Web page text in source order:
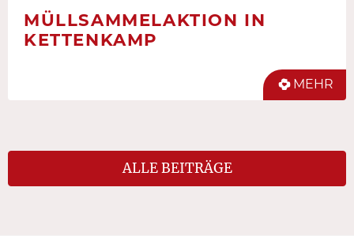
MÜLLSAMMELAKTION IN
KETTENKAMP
MEHR
ALLE BEITRÄGE